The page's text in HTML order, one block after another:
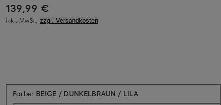
139,99 €
inkl. MwSt., zzgl. Versandkosten
Farbe: BEIGE / DUNKELBRAUN / LILA